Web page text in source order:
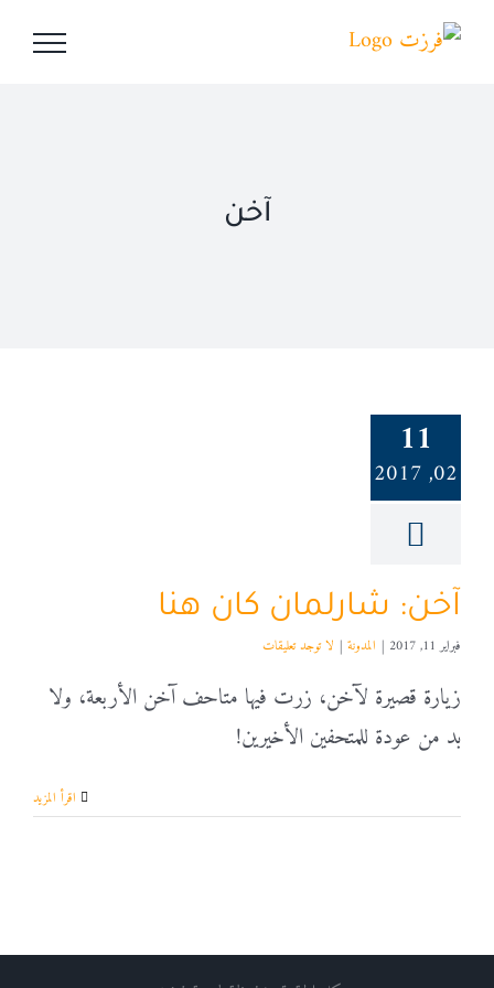
Skip
آخن
11
02, 2017
آخن: شارلمان كان هنا
فبراير 11, 2017 | المدونة | لا توجد تعليقات
زيارة قصيرة لآخن، زرت فيها متاحف آخن الأربعة، ولا
بد من عودة للمتحفين الأخيرين!